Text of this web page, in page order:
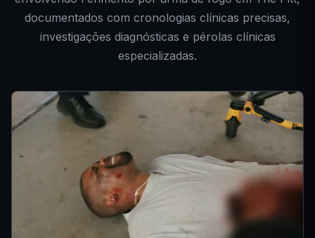
documentados com cronologias clínicas precisas,
investigações diagnósticas e pérolas clínicas
especializadas.